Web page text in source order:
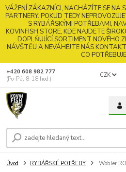
VÁŽENÍ ZÁKAZNÍCI, NACHÁZÍTE SE NA
PARTNERY. POKUD TEDY
S RYBÁŘSKÝMI POTŘEBAMI,
KOVINFISH.STORE, KDE NAJDETE
DOPLŇUJÍCÍ SORTIMENT NOVÉHO
NÁVŠTĚU A NEVÁHEJTE NÁS
CO
CZK
+420 608 982 777
(Po-Pá, 8-18 hod.)
Úvod RYBÁŘSKÉ POTŘEBY Wobler